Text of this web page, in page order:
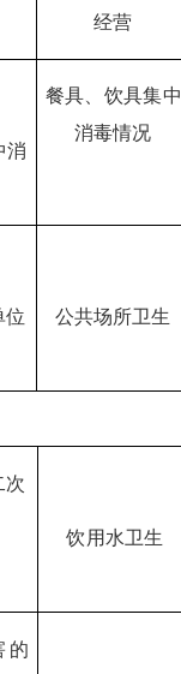
经营
消
餐具、饮具集中
消毒情况
位 公共场所卫生
次
饮用水卫生
的